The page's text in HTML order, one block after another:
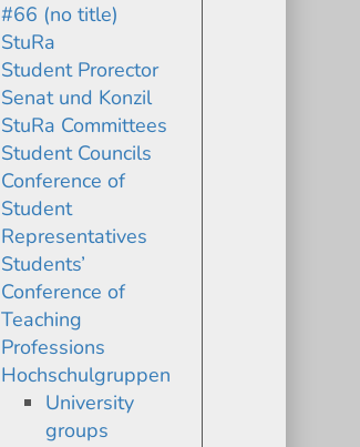
#66 (no title)
StuRa
Student Prorector
Senat und Konzil
StuRa Committees
Student Councils
Conference of
Student
Representatives
Students’
Conference of
Teaching
Professions
Hochschulgruppen
University
groups